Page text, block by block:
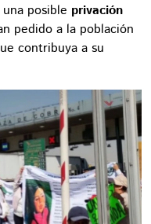
posible privación
pedido a la población
contribuya a su